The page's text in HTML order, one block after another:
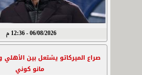
06/08/2026 - 12:36 م
صراع الميركاتو يشتعل بين
مانو كوني